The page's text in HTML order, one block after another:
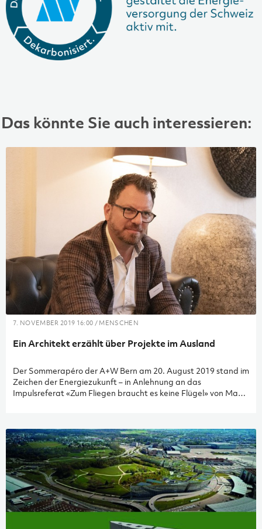
Das könnte Sie auch interessieren:
7. NOVEMBER 2019 16:00 / MENSCHEN
Ein Architekt erzählt über Projekte im Ausland
Der Sommerapéro der A+W Bern am 20. August 2019 stand im
Zeichen der Energiezukunft – in Anlehnung an das
Impulsreferat «Zum Fliegen braucht es keine Flügel» von Marc
Fragen zu den beruflichen Herausforderungen eines
Architekten.